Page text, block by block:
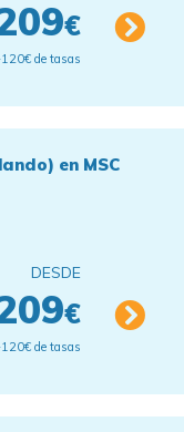
€
de tasas
en MSC
DESDE
€
de tasas